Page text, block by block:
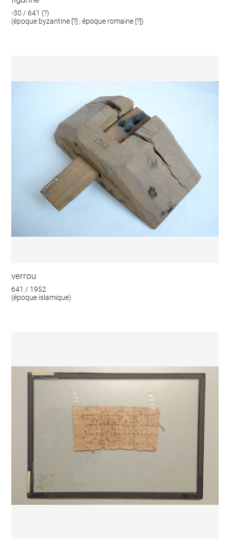
-30 / 641 (?)
(époque byzantine [?] ; époque romaine [?])
verrou
641 / 1952
(époque islamique)